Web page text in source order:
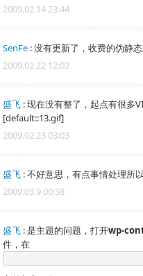
2009.02.14 23:44
SenFe :没有更新了，收费的伪静
2009.02.22 12:02
盛飞 :现在没有整了，起点有很多
[default::13.gif]
2009.02.23 03:03
盛飞 :不好意思，有点事情处理所
2009.03.9 00:38
盛飞 :是主题的问题，打开wp-
件，在